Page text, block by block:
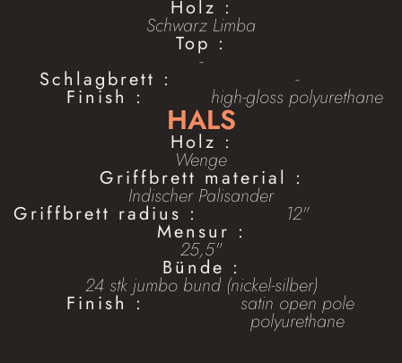
Holz :
Schwarz Limba
Top :
-
Schlagbrett : -
Finish : high-gloss polyurethane
HALS
Holz :
Wenge
Griffbrett material :
Indischer Palisander
Griffbrett radius : 12"
Mensur :
25,5"
Bünde :
24 stk jumbo bund (nickel-silber)
Finish : satin open pole
polyurethane